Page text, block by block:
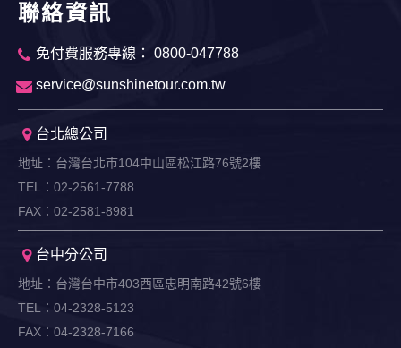
聯絡資訊
免付費服務專線： 0800-047788
service@sunshinetour.com.tw
台北總公司
地址：台灣台北市104中山區松江路76號2樓
TEL：02-2561-7788
FAX：02-2581-8981
台中分公司
地址：台灣台中市403西區忠明南路42號6樓
TEL：04-2328-5123
FAX：04-2328-7166